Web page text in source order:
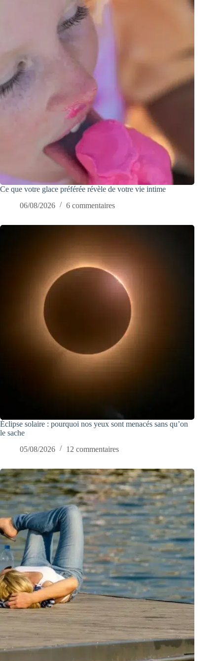
Ce que votre glace préférée révèle de votre vie intime
06/08/2026
6 commentaires
Éclipse solaire : pourquoi nos yeux sont menacés sans qu’on
le sache
05/08/2026
12 commentaires